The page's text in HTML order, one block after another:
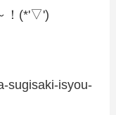
！(*'▽')
sugisaki-isyou-